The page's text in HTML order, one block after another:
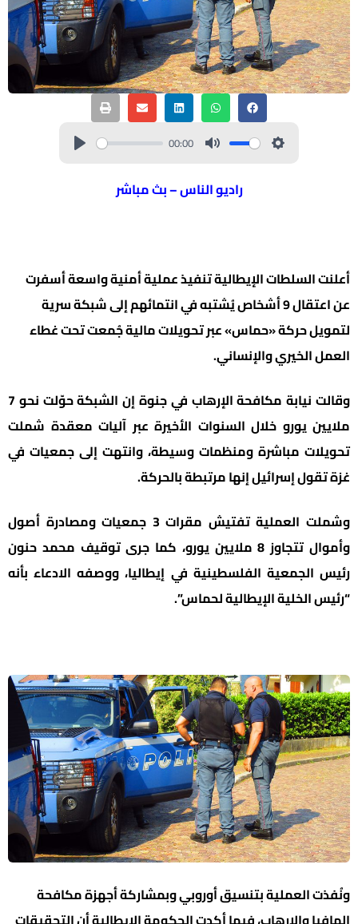
00:00
راديو الناس – بث مباشر
أعلنت السلطات الإيطالية تنفيذ عملية أمنية واسعة أسفرت
عن اعتقال 9 أشخاص يُشتبه في انتمائهم إلى شبكة سرية
لتمويل حركة «حماس» عبر تحويلات مالية جُمعت تحت غطاء
العمل الخيري والإنساني.
وقالت نيابة مكافحة الإرهاب في جنوة إن الشبكة حوّلت نحو 7
ملايين يورو خلال السنوات الأخيرة عبر آليات معقدة شملت
تحويلات مباشرة ومنظمات وسيطة، وانتهت إلى جمعيات في
غزة تقول إسرائيل إنها مرتبطة بالحركة.
وشملت العملية تفتيش مقرات 3 جمعيات ومصادرة أصول
وأموال تتجاوز 8 ملايين يورو، كما جرى توقيف محمد حنون
رئيس الجمعية الفلسطينية في إيطاليا، ووصفه الادعاء بأنه
“رئيس الخلية الإيطالية لحماس”.
ونُفذت العملية بتنسيق أوروبي وبمشاركة أجهزة مكافحة